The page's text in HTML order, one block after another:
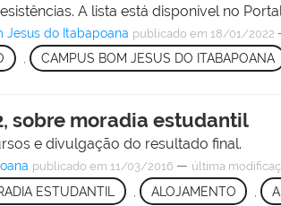
A lista está disponível no
Jesus do Itabapoana publicado em 18/01/2022
CAMPUS BOM JESUS DO ITABAPOANA
sobre moradia estudantil
e divulgação do resultado final.
publicado em 11/03/2016 — última
ESTUDANTIL ALOJAMENTO ,